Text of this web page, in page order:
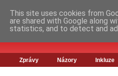
Zprávy Názory Inkluze
This site uses cookies from
are shared with Google along
statistics, and to detect and